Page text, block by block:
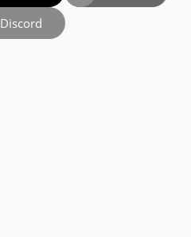
Discord